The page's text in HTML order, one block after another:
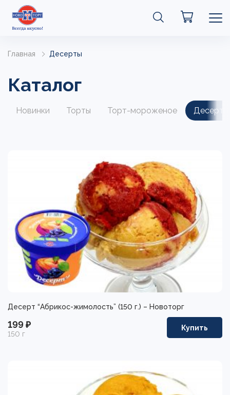
Главная Десерты
Каталог
Новинки Торты Торт-мороженое Десерты
Десерт “Абрикос-жимолость” (150 г.) – Новоторг
199 ₽
150 г
Купить